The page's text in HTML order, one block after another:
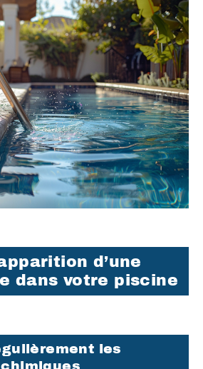
d’une
dans votre piscine
les